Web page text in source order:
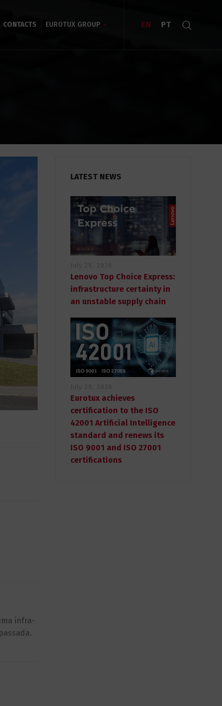
CONTACTS EUROTUX GROUP EN PT
infra-
LATEST NEWS
Lenovo Top Choice Express:
infrastructure certainty in
an unstable supply chain
Eurotux achieves
certification to the ISO
42001 Artificial Intelligence
standard and renews its
ISO 9001 and ISO 27001
certifications